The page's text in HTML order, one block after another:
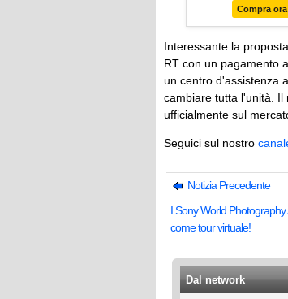
Compra ora
Interessante la
RT con un pagamento
un centro d'assistenza
cambiare tutta l'unità. Il
ufficialmente sul
Seguici sul nostro
Notizia Precedente
I Sony World
come tour virtuale!
Dal network